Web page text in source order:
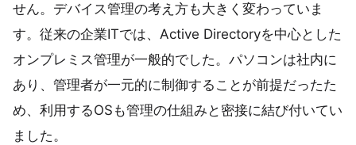
せん。デバイス管理の考え方も大きく変わっていま
す。従来の企業ITでは、Active Directoryを中心とした
オンプレミス管理が一般的でした。パソコンは社内に
あり、管理者が一元的に制御することが前提だったた
め、利用するOSも管理の仕組みと密接に結び付いてい
ました。